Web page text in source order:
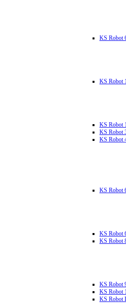
KS Robot
KS Robot
KS Robot
KS Robot
KS Robot
KS Robot
KS Robot
KS Robot
KS Robot
KS Robot
KS Robot